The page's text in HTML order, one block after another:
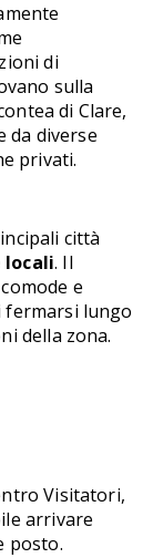
di
sulla
di Clare,
da diverse
privati.
città
locali. Il
e
fermarsi lungo
della zona.
Visitatori,
arrivare
posto.